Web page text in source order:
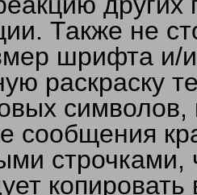
Также не
шрифта и/
раскраску
сообщения